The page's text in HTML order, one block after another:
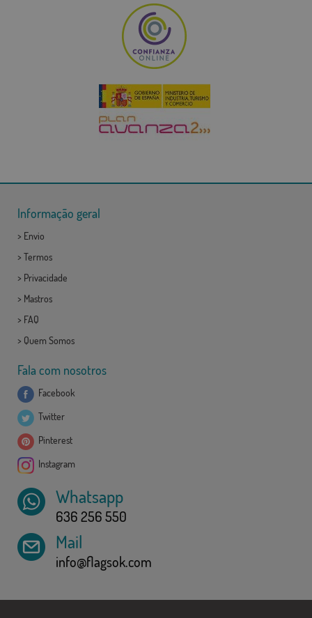
Informação geral
> Envio
> Termos
> Privacidade
> Mastros
> FAQ
> Quem Somos
Fala com nosotros
Facebook
Twitter
Pinterest
Instagram
Whatsapp
636 256 550
Mail
info@flagsok.com